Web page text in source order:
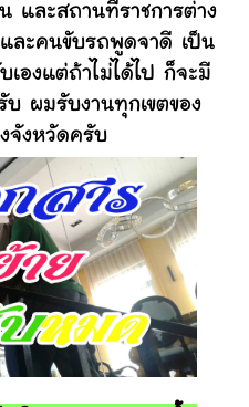
และสถานที่ราชการต่าง
ละคนขับรถพูดจาดี เป็น
องแต่ถ้าไม่ได้ไป ก็จะมี
ผมรับงานทุกเขตของ
จังหวัดครับ